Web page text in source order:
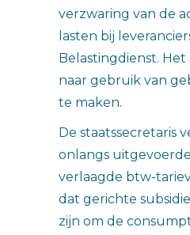
verzwaring van de
lasten bij
Belastingdienst. Het
naar gebruik van
te maken.
De staatssecretaris
onlangs
verlaagde btw-
dat gerichte
zijn om de